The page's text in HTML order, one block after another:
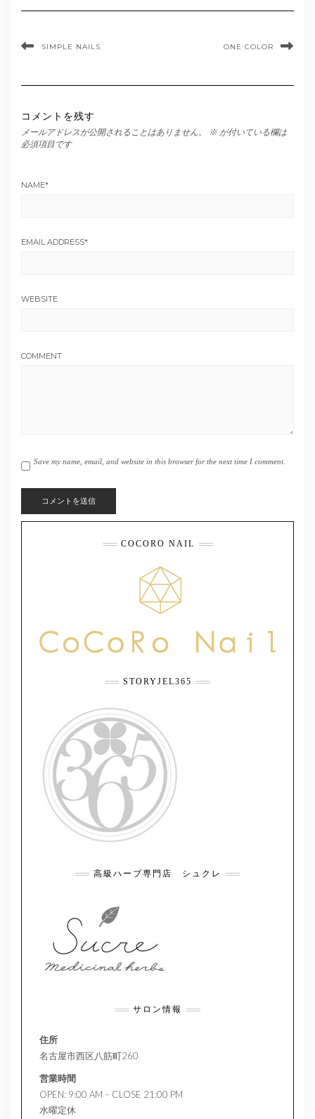
SIMPLE NAILS ONE COLOR
コメントを残す
メールアドレスが公開されることはありません。 ※ が付いている欄は
必須項目です
NAME*
EMAIL ADDRESS*
WEBSITE
COMMENT
Save my name, email, and website in this browser for the next time I comment.
COCORO NAIL
STORYJEL365
高級ハーブ専門店 シュクレ
サロン情報
住所
名古屋市西区八筋町260
営業時間
OPEN: 9:00 AM – CLOSE 21:00 PM
水曜定休